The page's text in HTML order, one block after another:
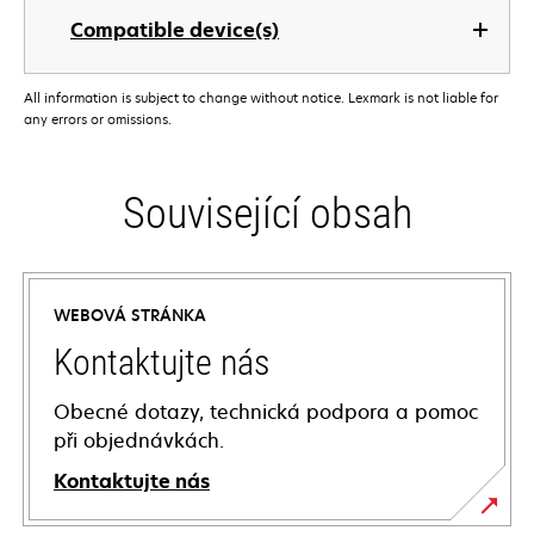
Compatible device(s)
All information is subject to change without notice. Lexmark is not liable for
any errors or omissions.
Související obsah
WEBOVÁ STRÁNKA
Kontaktujte nás
Obecné dotazy, technická podpora a pomoc
při objednávkách.
Kontaktujte nás